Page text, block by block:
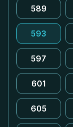
589
593
597
601
605